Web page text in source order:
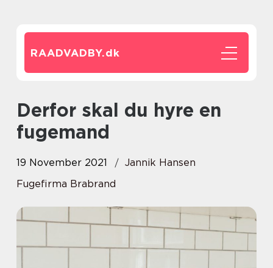
RAADVADBY.dk
Derfor skal du hyre en
fugemand
19 November 2021
Jannik Hansen
Fugefirma Brabrand